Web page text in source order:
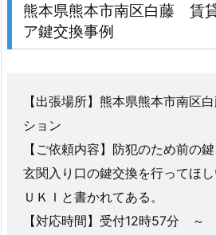
2.
熊
リ
ア
鍵
理
事
例
熊本県熊本市南区白藤 賃
ア鍵交換事例
【出張場所】熊本県熊本市南
ション
【ご依頼内容】防犯のため前の
玄関入り口の鍵交換を行ってほ
ＵＫＩと書かれてある。
【対応時間】受付12時57分